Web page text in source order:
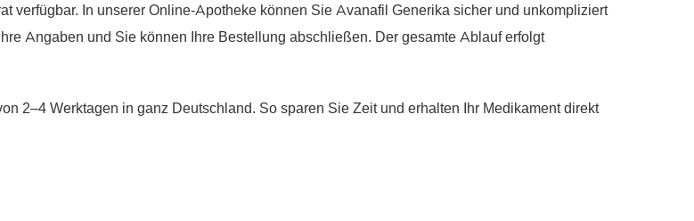
verfügbar. In unserer Online-Apotheke können Sie Avanafil Generika sicher und unkompliziert
Angaben und Sie können Ihre Bestellung abschließen. Der gesamte Ablauf erfolgt
2–4 Werktagen in ganz Deutschland. So sparen Sie Zeit und erhalten Ihr Medikament direkt